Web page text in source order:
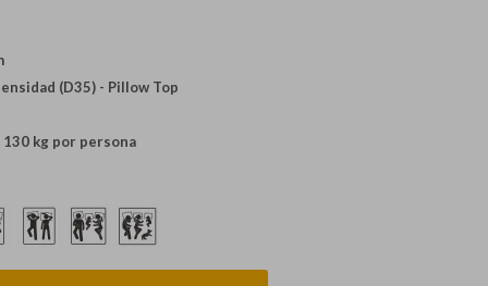
(D35) - Pillow Top
kg por persona